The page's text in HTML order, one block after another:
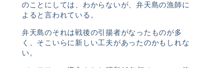
のことにしては、わからないが、弁天島の漁師に
よると言われている。
弁天島のそれは戦後の引揚者がなったものが多
く、そこいらに新しい工夫があったのかもしれな
い。